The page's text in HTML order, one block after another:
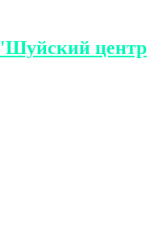
"Шуйский центр